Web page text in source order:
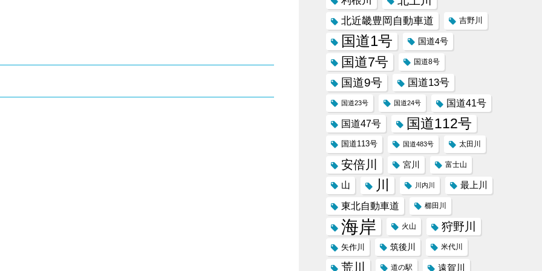
北近畿豊岡自動車道 吉野川
国道1号 国道4号
国道7号 国道8号
国道9号 国道13号
国道23号 国道24号 国道41号
国道47号 国道112号
国道113号 国道483号 太田川
安倍川 宮川 富士山
山 川 川内川 最上川
東北自動車道 櫛田川
海岸 火山 狩野川
矢作川 筑後川 米代川
荒川 道の駅 遠賀川